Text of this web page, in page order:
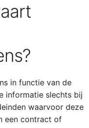
in functie van de
informatie slechts bij
waarvoor deze
een contract of